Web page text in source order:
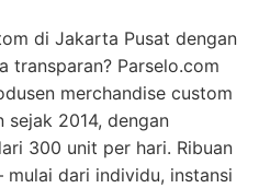
di Jakarta Pusat dengan
transparan? Parselo.com
merchandise custom
sejak 2014, dengan
300 unit per hari. Ribuan
dari individu, instansi